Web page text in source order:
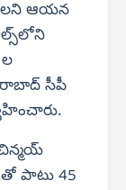
ఆయన
సీపీ
తో పాటు 45